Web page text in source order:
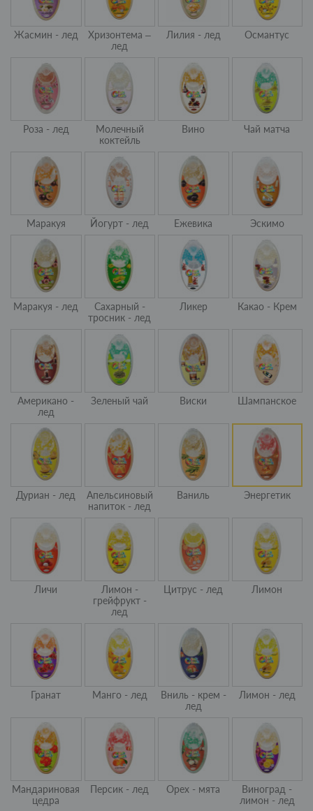
Жасмин - лед
Хризонтема –
лед
Лилия - лед Османтус
Роза - лед
Молечный
коктейль
Вино Чай матча
Маракуя Йогурт - лед Ежевика Эскимо
Маракуя - лед
Сахарный -
тросник - лед
Ликер Какао - Крем
Американо -
лед
Зеленый чай Виски Шампанское
Дуриан - лед
Апельсиновый
напиток - лед
Ваниль Энергетик
Личи
Лимон -
грейфрукт -
лед
Цитрус - лед Лимон
Гранат Манго - лед
Вниль - крем -
лед
Лимон - лед
Мандариновая
цедра
Персик - лед Орех - мята
Виноград -
лимон - лед